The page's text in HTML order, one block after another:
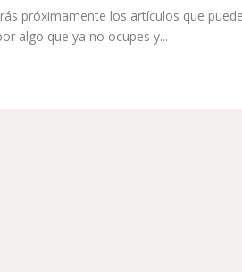
próximamente los artículos que
algo que ya no ocupes y...